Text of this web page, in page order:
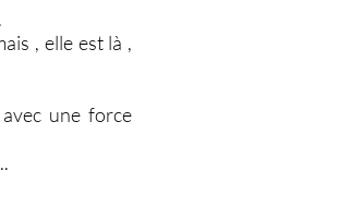
, elle est là ,
une force